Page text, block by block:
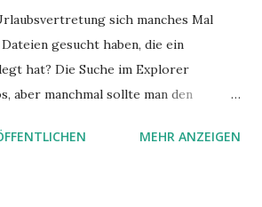
sich manches Mal
gesucht haben, die ein
hat? Die Suche im Explorer
aber manchmal sollte man den
oder NICHT... Das geht so einfach,
MEHR ANZEIGEN